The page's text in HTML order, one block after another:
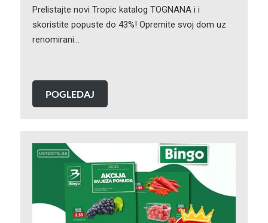
Prelistajte novi Tropic katalog TOGNANA i i
skoristite popuste do 43%! Opremite svoj dom uz
renomirani…
POGLEDAJ